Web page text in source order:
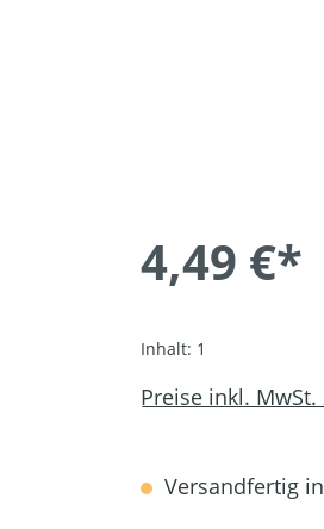
4,49 €*
Inhalt: 1
Preise inkl.
Versandfertig